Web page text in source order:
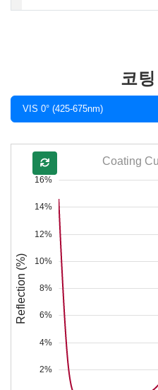
코
VIS 0° (425-675nm)
2%
4%
6%
8%
10%
12%
14%
16%
Reflection (%)
Coating